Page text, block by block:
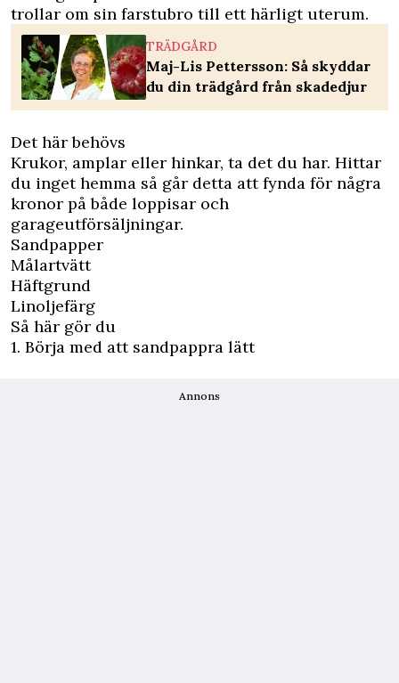
trollar om sin farstubro till ett härligt uterum.
TRÄDGÅRD
Maj-Lis Pettersson: Så skyddar
du din trädgård från skadedjur
Det här behövs
Krukor, amplar eller hinkar, ta det du har. Hittar
du inget hemma så går detta att fynda för några
kronor på både loppisar och
garageutförsäljningar.
Sandpapper
Målartvätt
Häftgrund
Linoljefärg
Så här gör du
1. Börja med att sandpappra lätt
Annons